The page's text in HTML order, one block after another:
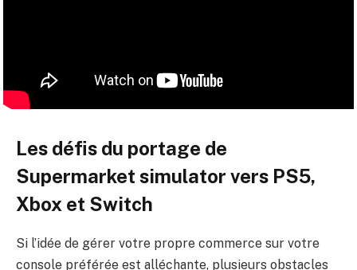
Les défis du portage de
Supermarket simulator vers PS5,
Xbox et Switch
Si l’idée de gérer votre propre commerce sur votre
console préférée est alléchante, plusieurs obstacles